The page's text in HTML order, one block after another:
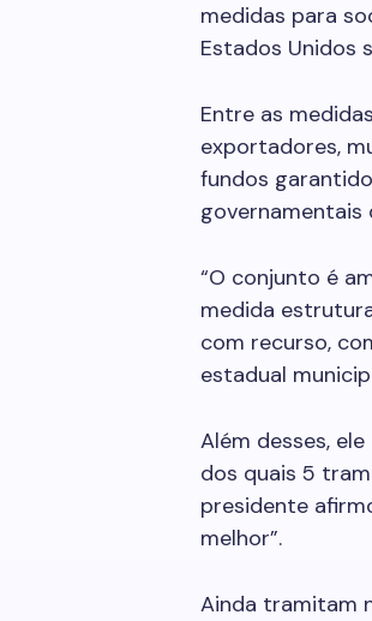
medidas para
Estados Unidos
Entre as
exportadores,
fundos
governamentais
“O conjunto é
medida
com recurso,
estadual
Além desses,
dos quais 5
presidente
melhor”.
Ainda tramitam